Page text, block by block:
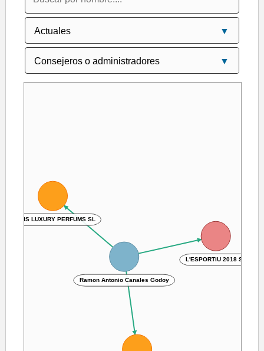
L'ESPORTIU 2018 SL
Ramon Antonio Canales Godoy
OASIS LUXURY PERFUMS SL